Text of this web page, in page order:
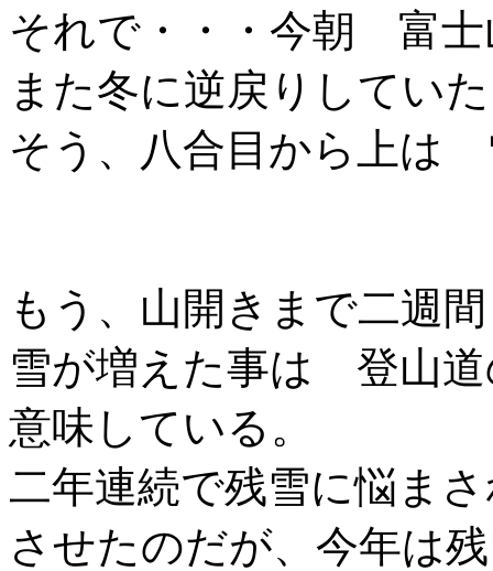
それで・・・今朝 富士
また冬に逆戻りしてい
そう、八合目から上は
もう、山開きまで二週
雪が増えた事は 登山道
意味している。
二年連続で残雪に悩ま
させたのだが、今年は